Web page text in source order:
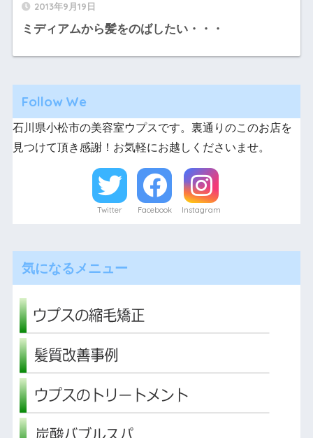
2013年9月19日
ミディアムから髪をのばしたい・・・
Follow We
石川県小松市の美容室ウプスです。裏通りのこのお店を
見つけて頂き感謝！お気軽にお越しくださいませ。
Twitter Facebook Instagram
気になるメニュー